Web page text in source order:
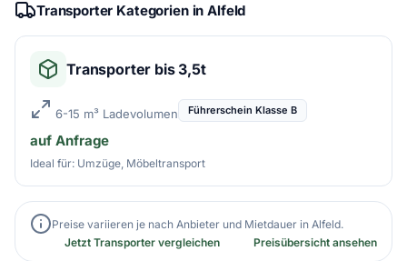
Transporter Kategorien in Alfeld
Transporter bis 3,5t
6-15 m³ Ladevolumen Führerschein Klasse B
auf Anfrage
Ideal für: Umzüge, Möbeltransport
Preise variieren je nach Anbieter und Mietdauer in Alfeld.
Jetzt Transporter vergleichen
Preisübersicht ansehen